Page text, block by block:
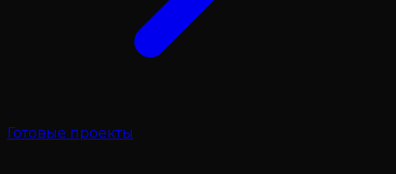
Готовые проекты